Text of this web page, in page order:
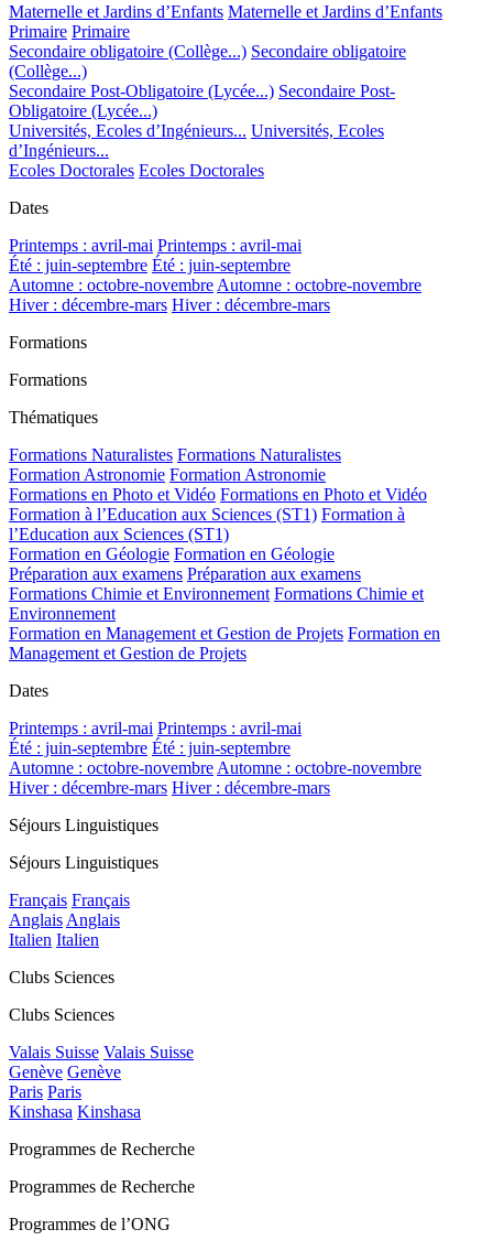
Maternelle et Jardins d’Enfants Maternelle et Jardins d’Enfants
Primaire Primaire
Secondaire obligatoire (Collège...) Secondaire obligatoire
(Collège...)
Secondaire Post-Obligatoire (Lycée...) Secondaire Post-
Obligatoire (Lycée...)
Universités, Ecoles d’Ingénieurs... Universités, Ecoles
d’Ingénieurs...
Ecoles Doctorales Ecoles Doctorales
Dates
Printemps : avril-mai Printemps : avril-mai
Été : juin-septembre Été : juin-septembre
Automne : octobre-novembre Automne : octobre-novembre
Hiver : décembre-mars Hiver : décembre-mars
Formations
Formations
Thématiques
Formations Naturalistes Formations Naturalistes
Formation Astronomie Formation Astronomie
Formations en Photo et Vidéo Formations en Photo et Vidéo
Formation à l’Education aux Sciences (ST1) Formation à
l’Education aux Sciences (ST1)
Formation en Géologie Formation en Géologie
Préparation aux examens Préparation aux examens
Formations Chimie et Environnement Formations Chimie et
Environnement
Formation en Management et Gestion de Projets Formation en
Management et Gestion de Projets
Dates
Printemps : avril-mai Printemps : avril-mai
Été : juin-septembre Été : juin-septembre
Automne : octobre-novembre Automne : octobre-novembre
Hiver : décembre-mars Hiver : décembre-mars
Séjours Linguistiques
Séjours Linguistiques
Français Français
Anglais Anglais
Italien Italien
Clubs Sciences
Clubs Sciences
Valais Suisse Valais Suisse
Genève Genève
Paris Paris
Kinshasa Kinshasa
Programmes de Recherche
Programmes de Recherche
Programmes de l’ONG